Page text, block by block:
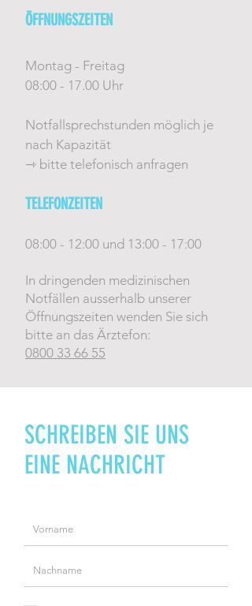
ÖFFNUNGSZEITEN
Montag - Freitag
08:00 - 17.00 Uhr
Notfallsprechstunden möglich je
nach Kapazität
⇾ bitte telefonisch anfragen
TELEFONZEITEN
08:00 - 12:00 und 13:00 - 17:00
In dringenden medizinischen
Notfällen ausserhalb unserer
Öffnungszeiten wenden Sie sich
bitte an das Ärztefon:
0800 33 66 55
SCHREIBEN SIE UNS
EINE NACHRICHT